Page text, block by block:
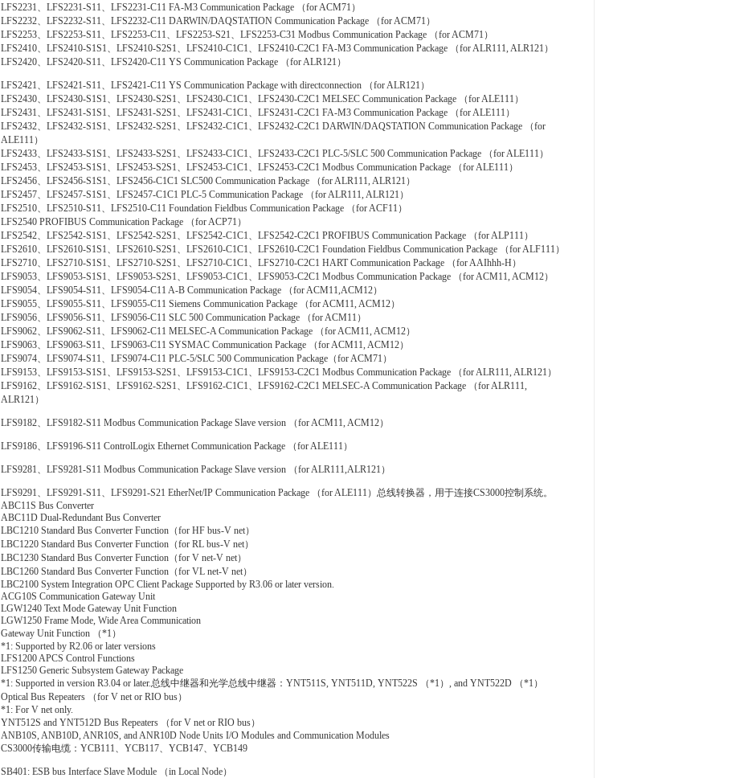
LFS2231、LFS2231-S11、LFS2231-C11 FA-M3 Communication Package （for ACM71）
LFS2232、LFS2232-S11、LFS2232-C11 DARWIN/DAQSTATION Communication Package （for ACM71）
LFS2253、LFS2253-S11、LFS2253-C11、LFS2253-S21、LFS2253-C31 Modbus Communication Package （for ACM71）
LFS2410、LFS2410-S1S1、LFS2410-S2S1、LFS2410-C1C1、LFS2410-C2C1 FA-M3 Communication Package （for ALR111, ALR121）
LFS2420、LFS2420-S11、LFS2420-C11 YS Communication Package （for ALR121）
LFS2421、LFS2421-S11、LFS2421-C11 YS Communication Package with directconnection （for ALR121）
LFS2430、LFS2430-S1S1、LFS2430-S2S1、LFS2430-C1C1、LFS2430-C2C1 MELSEC Communication Package （for ALE111）
LFS2431、LFS2431-S1S1、LFS2431-S2S1、LFS2431-C1C1、LFS2431-C2C1 FA-M3 Communication Package （for ALE111）
LFS2432、LFS2432-S1S1、LFS2432-S2S1、LFS2432-C1C1、LFS2432-C2C1 DARWIN/DAQSTATION Communication Package （for
ALE111）
LFS2433、LFS2433-S1S1、LFS2433-S2S1、LFS2433-C1C1、LFS2433-C2C1 PLC-5/SLC 500 Communication Package （for ALE111）
LFS2453、LFS2453-S1S1、LFS2453-S2S1、LFS2453-C1C1、LFS2453-C2C1 Modbus Communication Package （for ALE111）
LFS2456、LFS2456-S1S1、LFS2456-C1C1 SLC500 Communication Package （for ALR111, ALR121）
LFS2457、LFS2457-S1S1、LFS2457-C1C1 PLC-5 Communication Package （for ALR111, ALR121）
LFS2510、LFS2510-S11、LFS2510-C11 Foundation Fieldbus Communication Package （for ACF11）
LFS2540 PROFIBUS Communication Package （for ACP71）
LFS2542、LFS2542-S1S1、LFS2542-S2S1、LFS2542-C1C1、LFS2542-C2C1 PROFIBUS Communication Package （for ALP111）
LFS2610、LFS2610-S1S1、LFS2610-S2S1、LFS2610-C1C1、LFS2610-C2C1 Foundation Fieldbus Communication Package （for ALF111）
LFS2710、LFS2710-S1S1、LFS2710-S2S1、LFS2710-C1C1、LFS2710-C2C1 HART Communication Package （for AAIhhh-H）
LFS9053、LFS9053-S1S1、LFS9053-S2S1、LFS9053-C1C1、LFS9053-C2C1 Modbus Communication Package （for ACM11, ACM12）
LFS9054、LFS9054-S11、LFS9054-C11 A-B Communication Package （for ACM11,ACM12）
LFS9055、LFS9055-S11、LFS9055-C11 Siemens Communication Package （for ACM11, ACM12）
LFS9056、LFS9056-S11、LFS9056-C11 SLC 500 Communication Package （for ACM11）
LFS9062、LFS9062-S11、LFS9062-C11 MELSEC-A Communication Package （for ACM11, ACM12）
LFS9063、LFS9063-S11、LFS9063-C11 SYSMAC Communication Package （for ACM11, ACM12）
LFS9074、LFS9074-S11、LFS9074-C11 PLC-5/SLC 500 Communication Package（for ACM71）
LFS9153、LFS9153-S1S1、LFS9153-S2S1、LFS9153-C1C1、LFS9153-C2C1 Modbus Communication Package （for ALR111, ALR121）
LFS9162、LFS9162-S1S1、LFS9162-S2S1、LFS9162-C1C1、LFS9162-C2C1 MELSEC-A Communication Package （for ALR111,
ALR121）
LFS9182、LFS9182-S11 Modbus Communication Package Slave version （for ACM11, ACM12）
LFS9186、LFS9196-S11 ControlLogix Ethernet Communication Package （for ALE111）
LFS9281、LFS9281-S11 Modbus Communication Package Slave version （for ALR111,ALR121）
LFS9291、LFS9291-S11、LFS9291-S21 EtherNet/IP Communication Package （for ALE111）总线转换器，用于连接CS3000控制系统。
ABC11S Bus Converter
ABC11D Dual-Redundant Bus Converter
LBC1210 Standard Bus Converter Function（for HF bus-V net）
LBC1220 Standard Bus Converter Function（for RL bus-V net）
LBC1230 Standard Bus Converter Function（for V net-V net）
LBC1260 Standard Bus Converter Function（for VL net-V net）
LBC2100 System Integration OPC Client Package Supported by R3.06 or later version.
ACG10S Communication Gateway Unit
LGW1240 Text Mode Gateway Unit Function
LGW1250 Frame Mode, Wide Area Communication
Gateway Unit Function （*1）
*1: Supported by R2.06 or later versions
LFS1200 APCS Control Functions
LFS1250 Generic Subsystem Gateway Package
*1: Supported in version R3.04 or later.总线中继器和光学总线中继器：YNT511S, YNT511D, YNT522S （*1）, and YNT522D （*1）
Optical Bus Repeaters （for V net or RIO bus）
*1: For V net only.
YNT512S and YNT512D Bus Repeaters （for V net or RIO bus）
ANB10S, ANB10D, ANR10S, and ANR10D Node Units I/O Modules and Communication Modules
CS3000传输电缆：YCB111、YCB117、YCB147、YCB149
SB401: ESB bus Interface Slave Module （in Local Node）